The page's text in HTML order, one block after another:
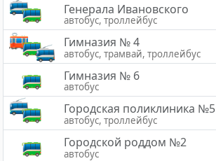
Генерала Ивановского
автобус, троллейбус
Гимназия № 4
автобус, трамвай, троллейбус
Гимназия № 6
автобус
Городская поликлиника №5
автобус, троллейбус
Городской роддом №2
автобус